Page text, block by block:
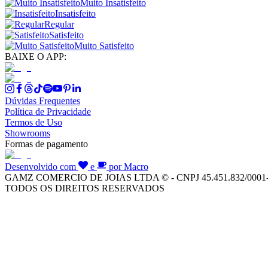
Muito Insatisfeito
Insatisfeito
Regular
Satisfeito
Muito Satisfeito
BAIXE O APP:
Dúvidas Frequentes
Política de Privacidade
Termos de Uso
Showrooms
Formas de pagamento
Desenvolvido com e
por Macro
GAMZ COMERCIO DE JOIAS LTDA © - CNPJ 45.451.832/
TODOS OS DIREITOS RESERVADOS